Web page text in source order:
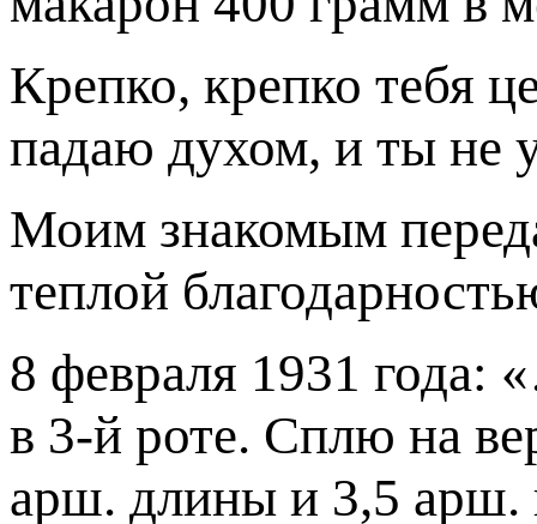
Крепко, крепко тебя
падаю духом, и ты не
Моим знакомым
теплой
8 февраля 1931 года:
в 3-й роте. Сплю на
арш. длины и 3,5 арш.